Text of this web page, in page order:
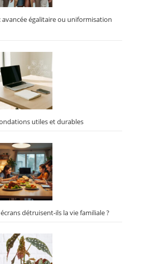
avancée égalitaire ou uniformisation
utiles et durables
détruisent-ils la vie familiale ?